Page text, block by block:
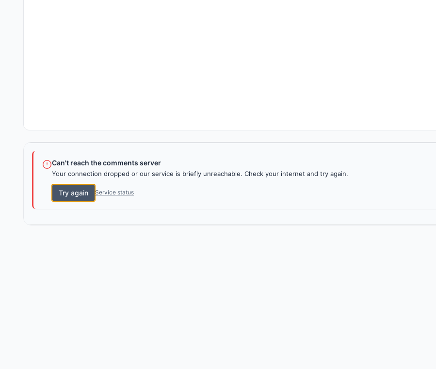
Can't reach the comments server
Your connection dropped or our service is briefly unreachable. Check your internet and try again.
Try again Service status